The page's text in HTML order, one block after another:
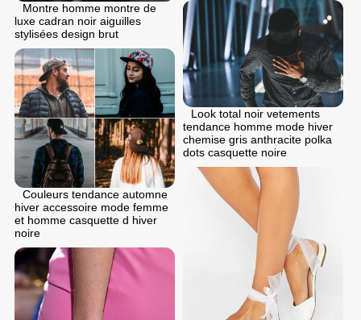
Montre homme montre de
luxe cadran noir aiguilles
stylisées design brut
Look total noir vetements
tendance homme mode hiver
chemise gris anthracite polka
dots casquette noire
Couleurs tendance automne
hiver accessoire mode femme
et homme casquette d hiver
noire